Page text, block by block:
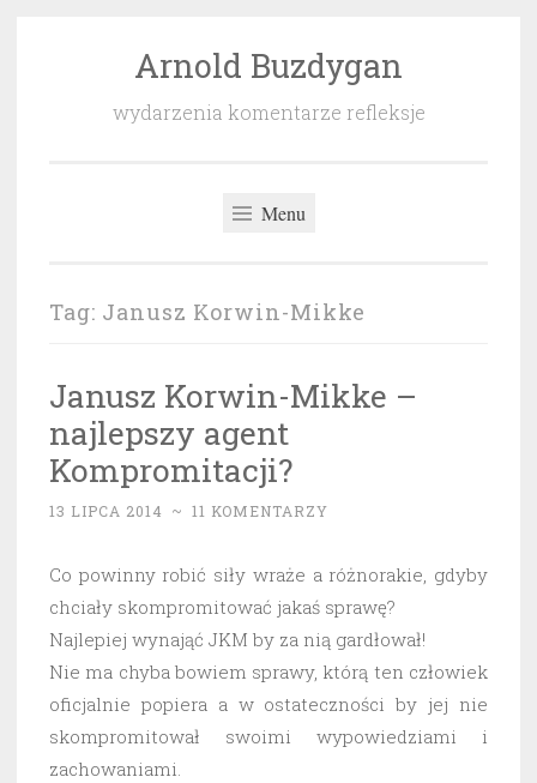
Arnold Buzdygan
wydarzenia komentarze refleksje
Menu
Tag: Janusz Korwin-Mikke
Janusz Korwin-Mikke –
najlepszy agent
Kompromitacji?
13 LIPCA 2014 ~ 11 KOMENTARZY
Co powinny robić siły wraże a różnorakie, gdyby
chciały skompromitować jakaś sprawę?
Najlepiej wynająć JKM by za nią gardłował!
Nie ma chyba bowiem sprawy, którą ten człowiek
oficjalnie popiera a w ostateczności by jej nie
skompromitował swoimi wypowiedziami i
zachowaniami.